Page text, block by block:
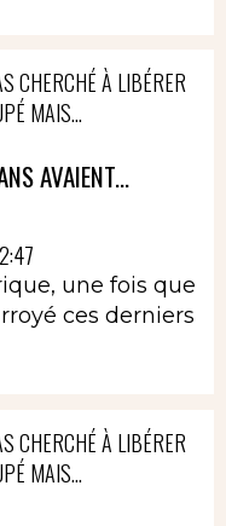
CHERCHÉ À LIBÉRER
MAIS...
AVAIENT...
une fois que
ces derniers
CHERCHÉ À LIBÉRER
MAIS...